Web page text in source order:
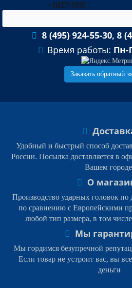
8 (495) 924-55-30, 8
Время работы: Пн-
Заказать обратный
Удобный и быстрый способ
России. Посылка доставляется в
Вашем
О
Производство ударных головок
по сравнению с Европейскими
любой тип размера, в том
Мы
Мы гордимся безупречной
Если товар не устроит вас, вы
деньги